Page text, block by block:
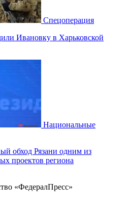
Спецоперация
Ивановку в Харьковской
Национальные
обход Рязани одним из
проектов региона
«ФедералПресс»